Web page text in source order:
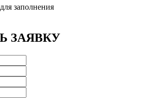
заполнения
ЗАЯВКУ